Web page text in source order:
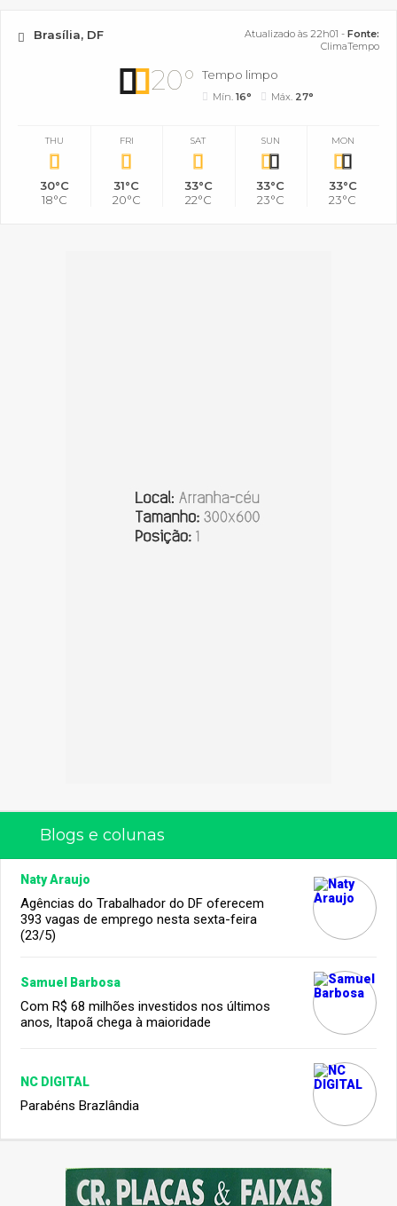
Brasília, DF Atualizado às 22h01 - Fonte:
ClimaTempo
20° Tempo limpo
Mín.16° Máx. 27°
THU
30°C
18°C
FRI
31°C
20°C
SAT
33°C
22°C
SUN
33°C
23°C
MON
33°C
23°C
Blogs e colunas
Naty Araujo
Agências do Trabalhador do DF oferecem
393 vagas de emprego nesta sexta-feira
(23/5)
Samuel Barbosa
Com R$ 68 milhões investidos nos últimos
anos, Itapoã chega à maioridade
NC DIGITAL
Parabéns Brazlândia